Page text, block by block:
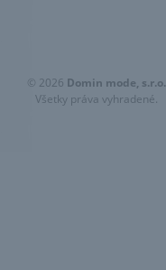
© 2026 Domin mode, s.r.o.
Všetky práva vyhradené.